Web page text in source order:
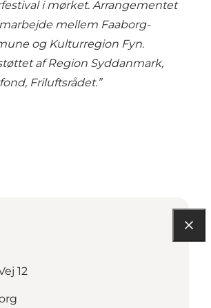
i mørket. Arrangementet
mellem Faaborg-
og Kulturregion Fyn.
af Region Syddanmark,
Friluftsrådet.”
12